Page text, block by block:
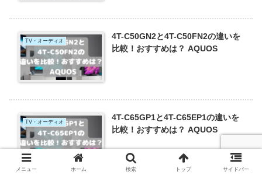
TV・オーディオ
4T-C50GN2と4T-C50FN2の違いを
比較！おすすめは？ AQUOS
TV・オーディオ
4T-C65GP1と4T-C65EP1の違いを
比較！おすすめは？ AQUOS
メニュー ホーム 検索 トップ サイドバー